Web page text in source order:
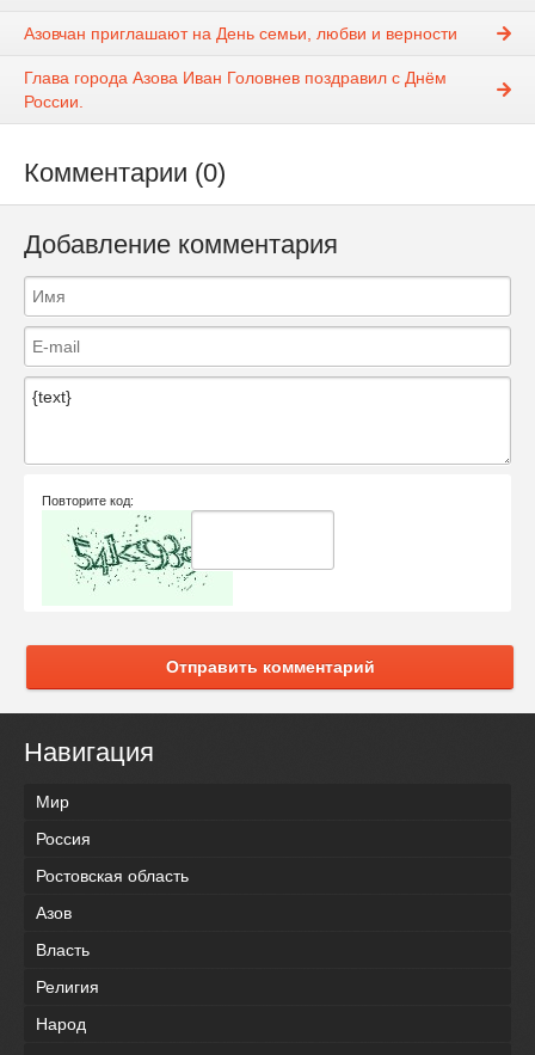
Азовчан приглашают на День семьи, любви и верности
Глава города Азова Иван Головнев поздравил с Днём
России.
Комментарии (0)
Добавление комментария
Повторите код:
Отправить комментарий
Навигация
Мир
Россия
Ростовская область
Азов
Власть
Религия
Народ